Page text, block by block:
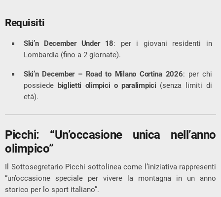
Requisiti
Ski’n December Under 18: per i giovani residenti in
Lombardia (fino a 2 giornate).
Ski’n December – Road to Milano Cortina 2026: per chi
possiede biglietti olimpici o paralimpici (senza limiti di
età).
Picchi: “Un’occasione unica nell’anno
olimpico”
Il Sottosegretario Picchi sottolinea come l’iniziativa rappresenti
“un’occasione speciale per vivere la montagna in un anno
storico per lo sport italiano”.